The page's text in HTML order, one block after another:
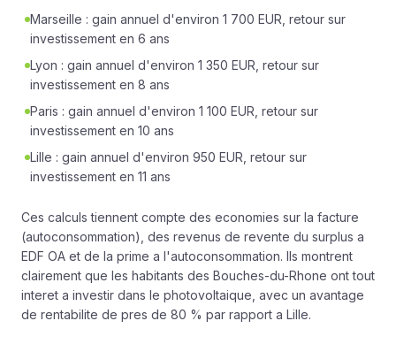
Marseille : gain annuel d'environ 1 700 EUR, retour sur
investissement en 6 ans
Lyon : gain annuel d'environ 1 350 EUR, retour sur
investissement en 8 ans
Paris : gain annuel d'environ 1 100 EUR, retour sur
investissement en 10 ans
Lille : gain annuel d'environ 950 EUR, retour sur
investissement en 11 ans
Ces calculs tiennent compte des economies sur la facture
(autoconsommation), des revenus de revente du surplus a
EDF OA et de la prime a l'autoconsommation. Ils montrent
clairement que les habitants des Bouches-du-Rhone ont tout
interet a investir dans le photovoltaique, avec un avantage
de rentabilite de pres de 80 % par rapport a Lille.